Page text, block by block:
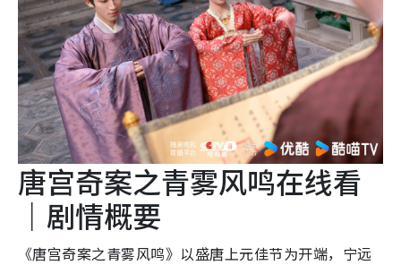
唐宫奇案之青雾风鸣在线看
｜剧情概要
《唐宫奇案之青雾风鸣》以盛唐上元佳节为开端，宁远